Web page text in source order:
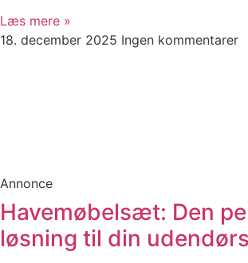
Læs mere »
18. december 2025 Ingen kommentarer
Annonce
Havemøbelsæt: Den
løsning til din